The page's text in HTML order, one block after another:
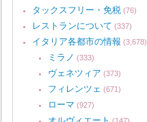
タックスフリー・免税 (76)
レストランについて (337)
イタリア各都市の情報 (3,678)
ミラノ (333)
ヴェネツィア (373)
フィレンツェ (671)
ローマ (927)